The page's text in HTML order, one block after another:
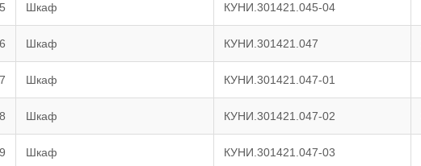
Шкаф КУНИ.301421.045-04
Шкаф КУНИ.301421.047
Шкаф КУНИ.301421.047-01
Шкаф КУНИ.301421.047-02
Шкаф КУНИ.301421.047-03